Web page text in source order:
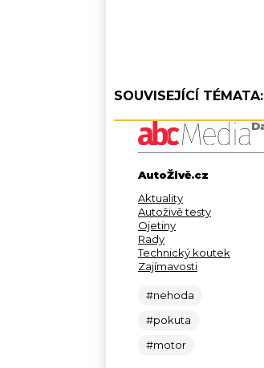
SOUVISEJÍCÍ TÉMATA:
AutoŽivě.cz
Aktuality
Autoživě testy
Ojetiny
Rady
Technický koutek
Zajímavosti
#nehoda
#pokuta
#motor